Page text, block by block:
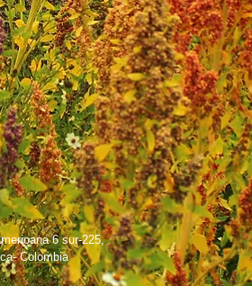
6 sur-225,
Colombia